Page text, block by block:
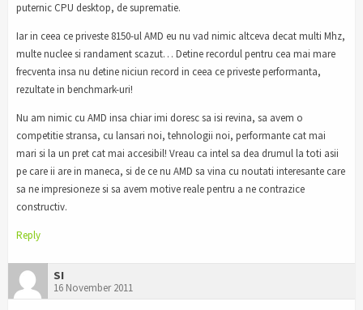
puternic CPU desktop, de suprematie.
Iar in ceea ce priveste 8150-ul AMD eu nu vad nimic altceva decat multi Mhz,
multe nuclee si randament scazut… Detine recordul pentru cea mai mare
frecventa insa nu detine niciun record in ceea ce priveste performanta,
rezultate in benchmark-uri!
Nu am nimic cu AMD insa chiar imi doresc sa isi revina, sa avem o
competitie stransa, cu lansari noi, tehnologii noi, performante cat mai
mari si la un pret cat mai accesibil! Vreau ca intel sa dea drumul la toti asii
pe care ii are in maneca, si de ce nu AMD sa vina cu noutati interesante care
sa ne impresioneze si sa avem motive reale pentru a ne contrazice
constructiv.
Reply
SI
16 November 2011